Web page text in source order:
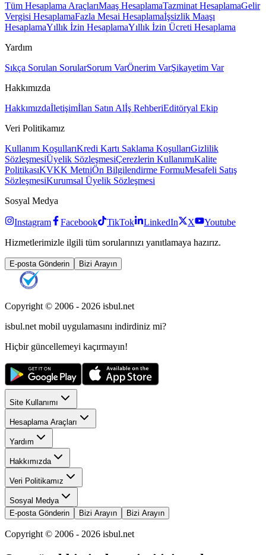
Tüm Hesaplama AraçlarıMaaş HesaplamaTazminat HesaplamaGelir
Vergisi HesaplamaFazla Mesai Hesaplamaİşsizlik Maaşı
HesaplamaYıllık İzin HesaplamaYıllık İzin Ücreti Hesaplama
Yardım
Sıkça Sorulan SorularSorum VarÖnerim VarŞikayetim Var
Hakkımızda
Hakkımızdaİletişimİlan Satın Alİş RehberiEditöryal Ekip
Veri Politikamız
Kullanım KoşullarıKredi Kartı Saklama KoşullarıGizlilik
SözleşmesiÜyelik SözleşmesiÇerezlerin KullanımıKalite
PolitikasıKVKK MetniÖn Bilgilendirme FormuMesafeli Satış
SözleşmesiKurumsal Üyelik Sözleşmesi
Sosyal Medya
Instagram Facebook TikTok LinkedIn X
Youtube
Hizmetlerimizle ilgili tüm sorularınızı yanıtlamaya hazırız.
E-posta Gönderin Bizi Arayın
Copyright © 2006 - 2026 isbul.net
isbul.netmobil uygulamasını indirdiniz mi?
Hiçbir güncellemeyi kaçırmayın!
Site Kullanımı
Hesaplama Araçları
Yardım
Hakkımızda
Veri Politikamız
Sosyal Medya
E-posta Gönderin
Bizi Arayın Bizi Arayın
Copyright © 2006 - 2026 isbul.net